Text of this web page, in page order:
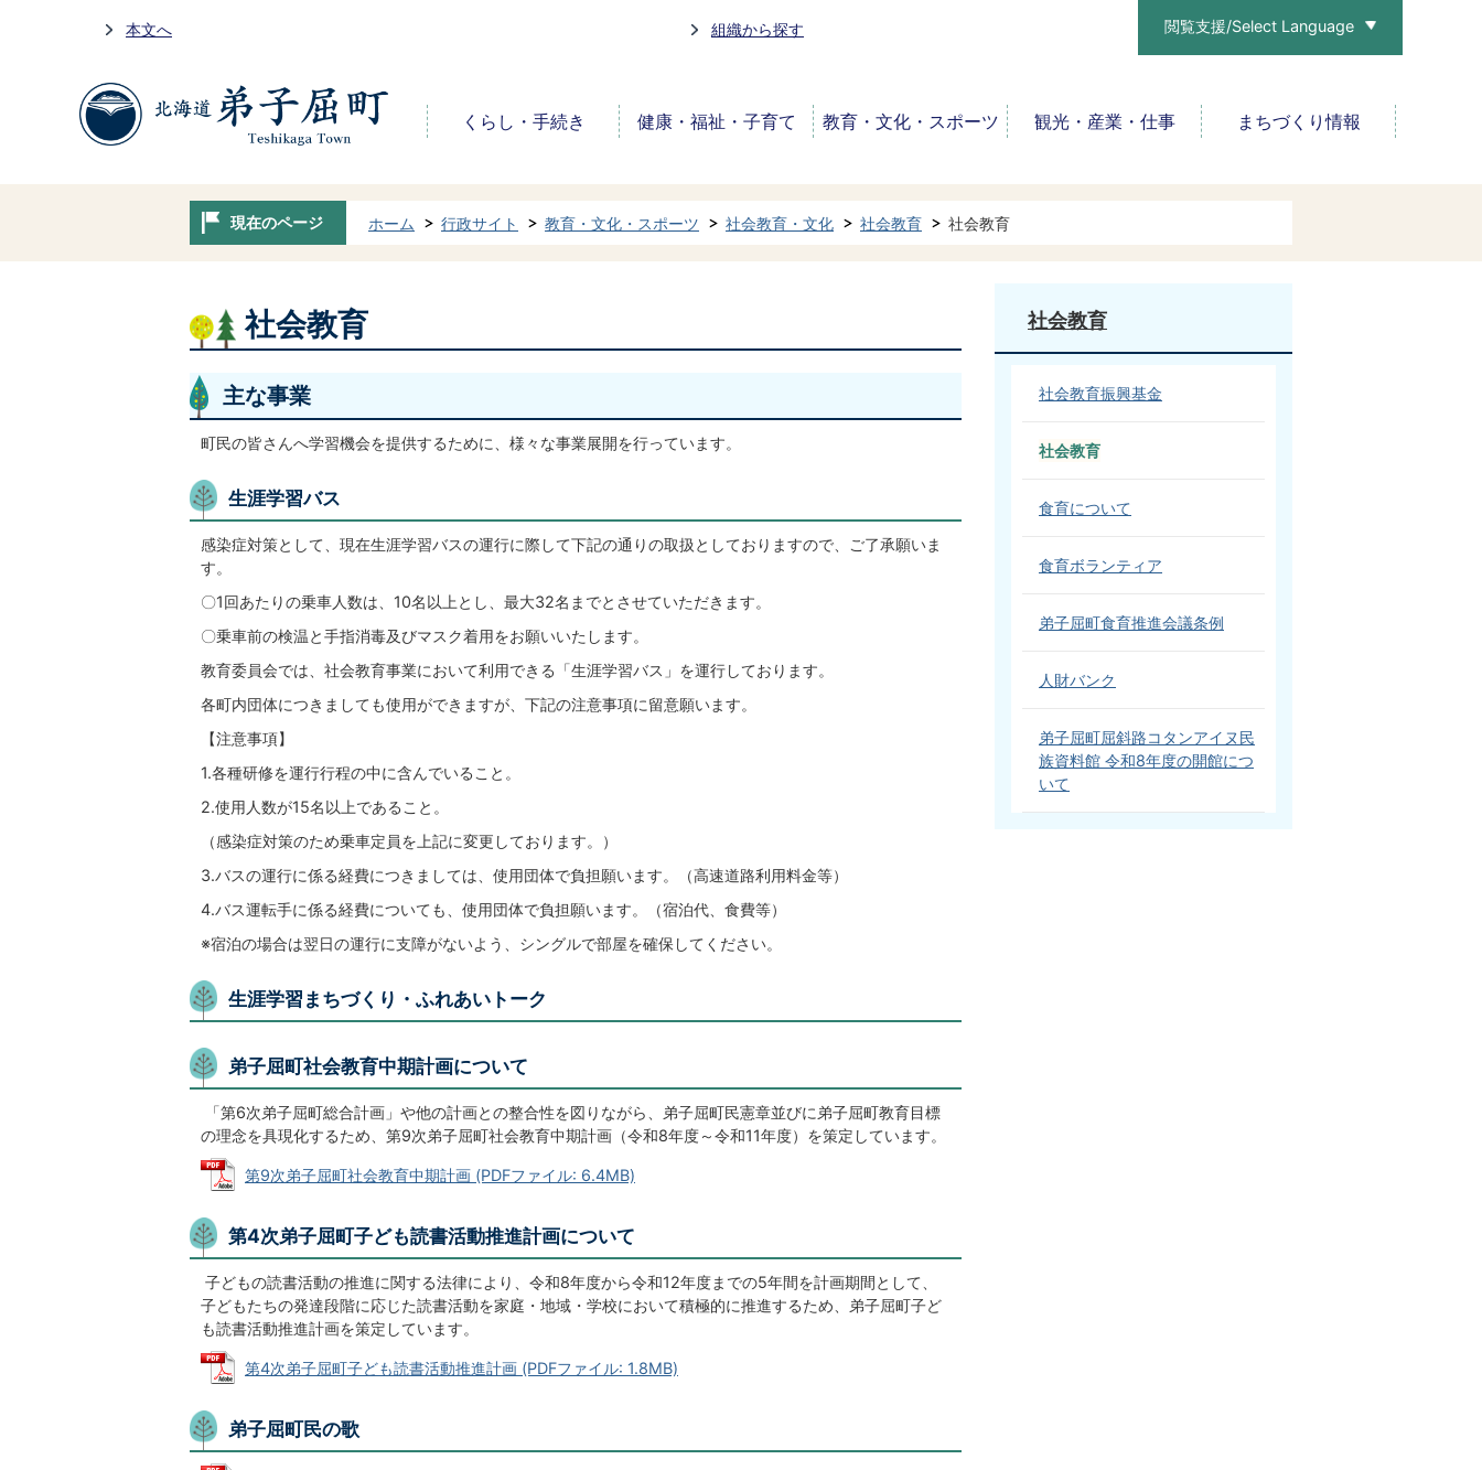
本文へ 組織から探す 閲覧支援/Select Language
くらし・手続き 健康・福祉・子育て 教育・文化・スポーツ 観光・産業・仕事 まちづくり情報
現在のページ ホーム 行政サイト 教育・文化・スポーツ 社会教育・文化 社会教育 社会教育
社会教育
主な事業
町民の皆さんへ学習機会を提供するために、様々な事業展開を行っています。
生涯学習バス
感染症対策として、現在生涯学習バスの運行に際して下記の通りの取扱としておりますので、ご了承願いま
す。
〇1回あたりの乗車人数は、10名以上とし、最大32名までとさせていただきます。
〇乗車前の検温と手指消毒及びマスク着用をお願いいたします。
教育委員会では、社会教育事業において利用できる「生涯学習バス」を運行しております。
各町内団体につきましても使用ができますが、下記の注意事項に留意願います。
【注意事項】
1.各種研修を運行行程の中に含んでいること。
2.使用人数が15名以上であること。
（感染症対策のため乗車定員を上記に変更しております。）
3.バスの運行に係る経費につきましては、使用団体で負担願います。（高速道路利用料金等）
4.バス運転手に係る経費についても、使用団体で負担願います。（宿泊代、食費等）
※宿泊の場合は翌日の運行に支障がないよう、シングルで部屋を確保してください。
生涯学習まちづくり・ふれあいトーク
弟子屈町社会教育中期計画について
「第6次弟子屈町総合計画」や他の計画との整合性を図りながら、弟子屈町民憲章並びに弟子屈町教育目標
の理念を具現化するため、第9次弟子屈町社会教育中期計画（令和8年度～令和11年度）を策定しています。
第9次弟子屈町社会教育中期計画 (PDFファイル: 6.4MB)
第4次弟子屈町子ども読書活動推進計画について
子どもの読書活動の推進に関する法律により、令和8年度から令和12年度までの5年間を計画期間として、
子どもたちの発達段階に応じた読書活動を家庭・地域・学校において積極的に推進するため、弟子屈町子ど
も読書活動推進計画を策定しています。
第4次弟子屈町子ども読書活動推進計画 (PDFファイル: 1.8MB)
弟子屈町民の歌
社会教育
社会教育振興基金
社会教育
食育について
食育ボランティア
弟子屈町食育推進会議条例
人財バンク
弟子屈町屈斜路コタンアイヌ民
族資料館 令和8年度の開館につ
いて